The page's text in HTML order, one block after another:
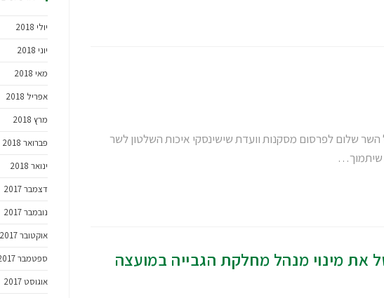
שלום לפרסום מסקנות וועדת שישינסקי איכות השלטון לשר
שיתמוך…
את מינוי מנהל מחלקת הגבייה במועצה
יולי 2018
יוני 2018
מאי 2018
אפריל 2018
מרץ 2018
פברואר 2018
ינואר 2018
דצמבר 2017
נובמבר 2017
אוקטובר 2017
ספטמבר 2017
אוגוסט 2017